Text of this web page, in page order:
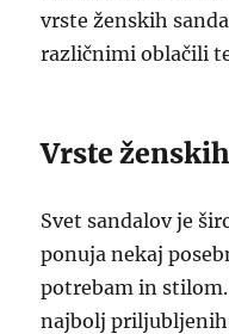
vrste ženskih
različnimi oblačili
Vrste
Svet sandalov je
ponuja nekaj
potrebam in
najbolj